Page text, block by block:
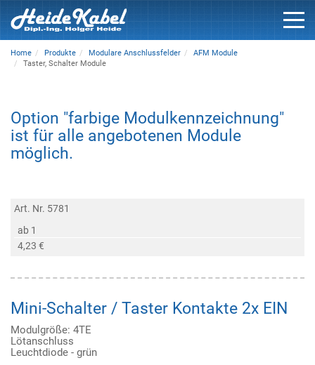
Home Produkte Modulare Anschlussfelder
AFM Module
Taster, Schalter Module
Option "farbige Modulkennzeichnung"
ist für alle angebotenen Module
möglich.
Art. Nr. 5781
ab 1
4,23 €
Mini-Schalter / Taster Kontakte 2x EIN
Modulgröße: 4TE
Lötanschluss
Leuchtdiode - grün